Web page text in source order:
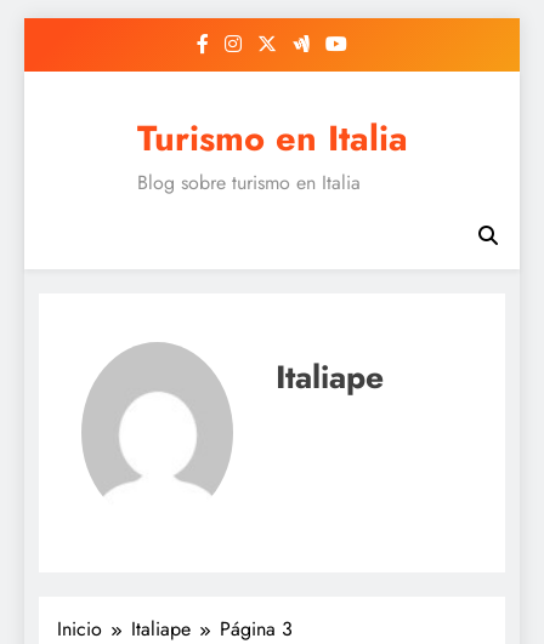
Turismo en Italia
Blog sobre turismo en Italia
Italiape
Inicio Italiape Página 3